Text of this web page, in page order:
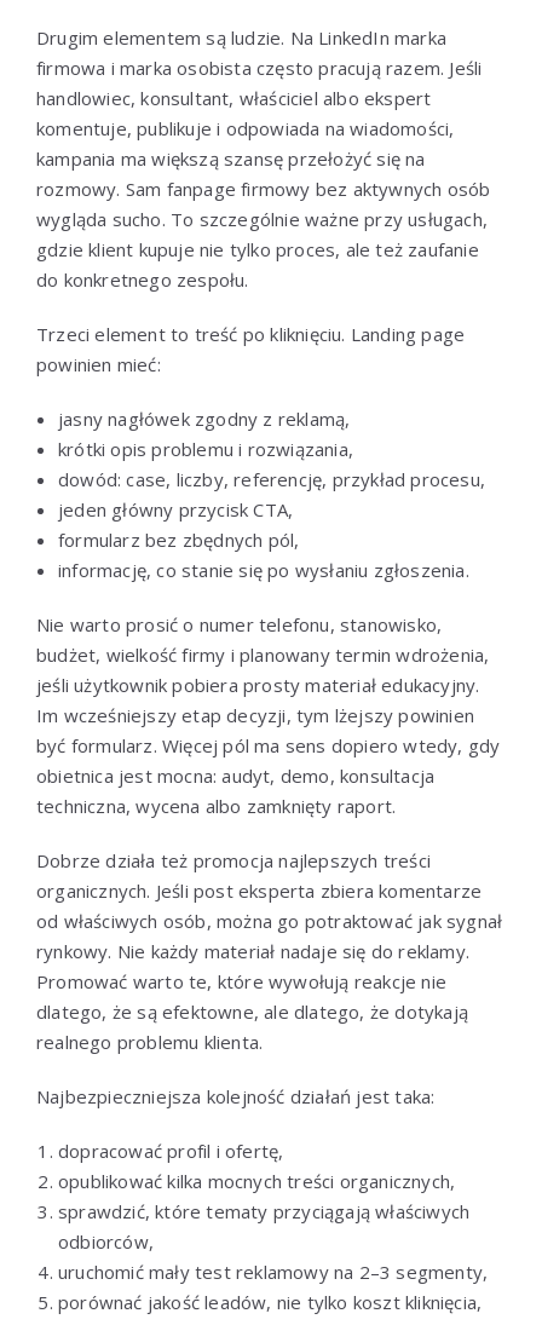
Drugim elementem są ludzie. Na LinkedIn marka
firmowa i marka osobista często pracują razem. Jeśli
handlowiec, konsultant, właściciel albo ekspert
komentuje, publikuje i odpowiada na wiadomości,
kampania ma większą szansę przełożyć się na
rozmowy. Sam fanpage firmowy bez aktywnych osób
wygląda sucho. To szczególnie ważne przy usługach,
gdzie klient kupuje nie tylko proces, ale też zaufanie
do konkretnego zespołu.
Trzeci element to treść po kliknięciu. Landing page
powinien mieć:
jasny nagłówek zgodny z reklamą,
krótki opis problemu i rozwiązania,
dowód: case, liczby, referencję, przykład procesu,
jeden główny przycisk CTA,
formularz bez zbędnych pól,
informację, co stanie się po wysłaniu zgłoszenia.
Nie warto prosić o numer telefonu, stanowisko,
budżet, wielkość firmy i planowany termin wdrożenia,
jeśli użytkownik pobiera prosty materiał edukacyjny.
Im wcześniejszy etap decyzji, tym lżejszy powinien
być formularz. Więcej pól ma sens dopiero wtedy, gdy
obietnica jest mocna: audyt, demo, konsultacja
techniczna, wycena albo zamknięty raport.
Dobrze działa też promocja najlepszych treści
organicznych. Jeśli post eksperta zbiera komentarze
od właściwych osób, można go potraktować jak sygnał
rynkowy. Nie każdy materiał nadaje się do reklamy.
Promować warto te, które wywołują reakcje nie
dlatego, że są efektowne, ale dlatego, że dotykają
realnego problemu klienta.
Najbezpieczniejsza kolejność działań jest taka:
dopracować profil i ofertę,
opublikować kilka mocnych treści organicznych,
sprawdzić, które tematy przyciągają właściwych
odbiorców,
uruchomić mały test reklamowy na 2–3 segmenty,
porównać jakość leadów, nie tylko koszt kliknięcia,